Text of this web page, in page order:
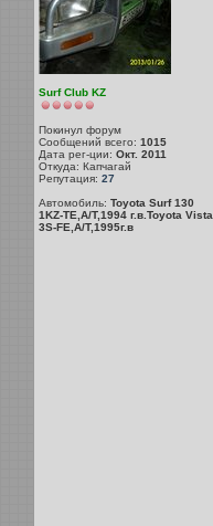
Surf Club KZ
Покинул форум
Сообщений всего: 1015
Дата рег-ции: Окт. 2011
Откуда: Капчагай
Репутация: 27
Автомобиль: Toyota Surf 130
1KZ-TE,A/T,1994 г.в.Toyota Vista
3S-FE,A/T,1995г.в